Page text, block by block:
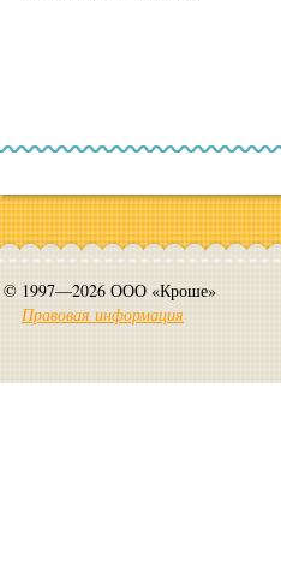
© 1997—2026 ООО «Кроше»
Правовая информация